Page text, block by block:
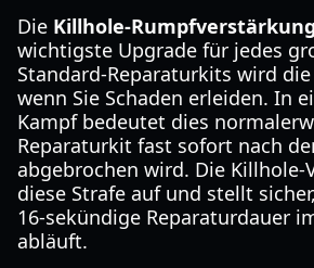
Die Killhole-Rumpfverstärkung
wichtigste Upgrade für jedes
Standard-Reparaturkits wird
wenn Sie Schaden erleiden. In
Kampf bedeutet dies
Reparaturkit fast sofort nach
abgebrochen wird. Die Killhole-
diese Strafe auf und stellt
16-sekündige Reparaturdauer
abläuft.